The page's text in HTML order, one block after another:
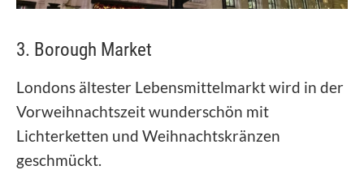
3. Borough Market
Londons ältester Lebensmittelmarkt wird in der
Vorweihnachtszeit wunderschön mit
Lichterketten und Weihnachtskränzen
geschmückt.